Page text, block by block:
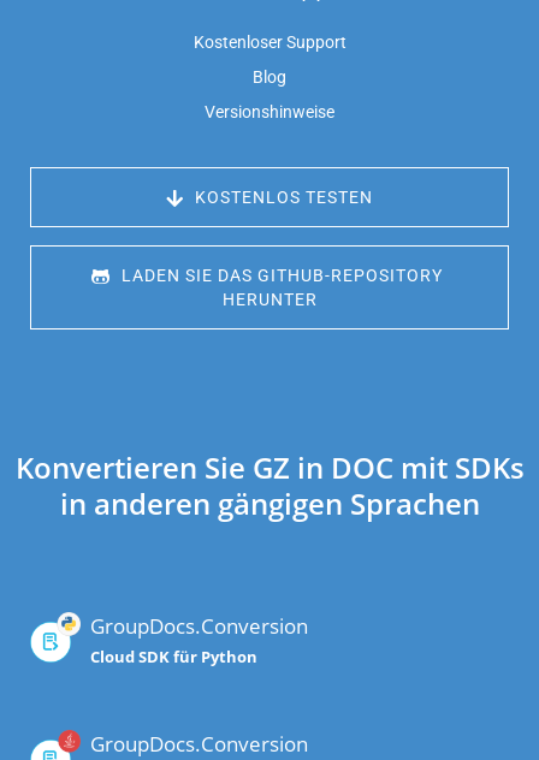
Kostenloser Support
Blog
Versionshinweise
KOSTENLOS TESTEN
LADEN SIE DAS GITHUB-REPOSITORY
HERUNTER
Konvertieren Sie GZ in DOC mit SDKs
in anderen gängigen Sprachen
GroupDocs.Conversion
Cloud SDK für Python
GroupDocs.Conversion